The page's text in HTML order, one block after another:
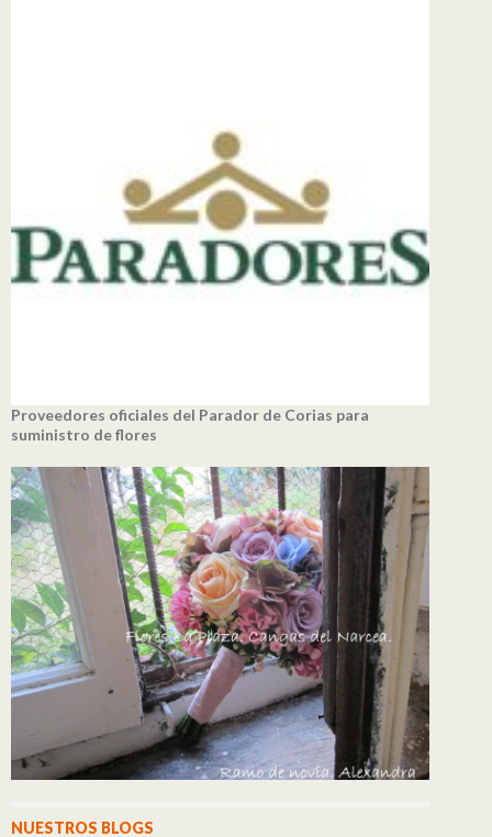
Proveedores oficiales del Parador de Corias para
suministro de flores
NUESTROS BLOGS